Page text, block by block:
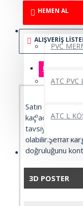
PVC
PVC
ATC PVC
ATC L
3D POSTER
3D POSTER
HEMEN AL
ALIŞVERIŞ
ÜRÜN BILGISI
Satın almadan
kaç adet
tavsiye ederiz.
olabilir.Şeffaf
doğruluğunu
-1 adet 3,60 m2